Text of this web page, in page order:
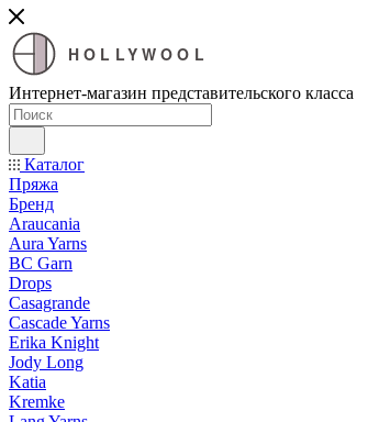
HOLLYWOOL
Интернет-магазин представительского класса
Каталог
Пряжа
Бренд
Araucania
Aura Yarns
BC Garn
Drops
Casagrande
Cascade Yarns
Erika Knight
Jody Long
Katia
Kremke